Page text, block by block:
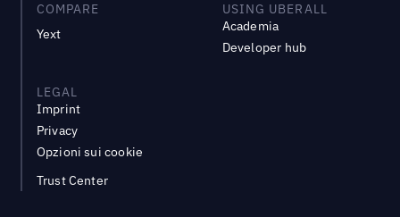
COMPARE
Yext
USING UBERALL
Academia
Developer hub
LEGAL
Imprint
Privacy
Opzioni sui cookie
Trust Center